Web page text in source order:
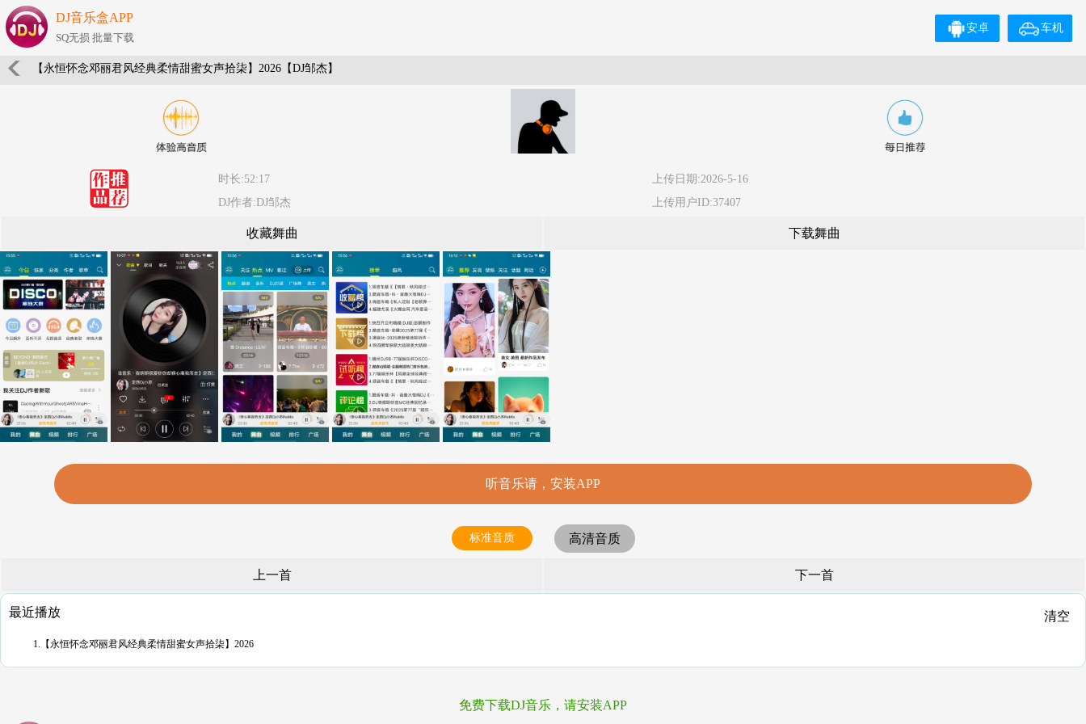
DJ音乐盒APP
SQ无损 批量下载
车机
安卓
【永恒怀念邓丽君风经典柔情甜蜜女声拾柒】2026【DJ邹杰】
时长:52:17
上传日期:2026-5-16
DJ作者:DJ邹杰
上传用户ID:37407
收藏舞曲 下载舞曲
听音乐请，安装APP
标准音质 高清音质
上一首 下一首
最近播放 清空
1.【永恒怀念邓丽君风经典柔情甜蜜女声拾柒】2026
免费下载DJ音乐，请安装APP